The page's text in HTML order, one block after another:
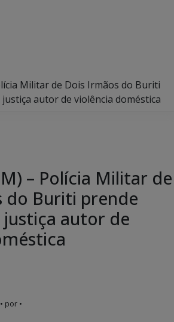
Militar de Dois Irmãos do Buriti
autor de violência doméstica
– Polícia Militar de
do Buriti prende
autor de
• por •